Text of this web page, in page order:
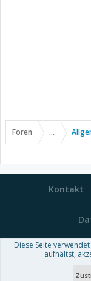
Foren ...
Kontakt
Forum
Diese Seite
aufhältst,